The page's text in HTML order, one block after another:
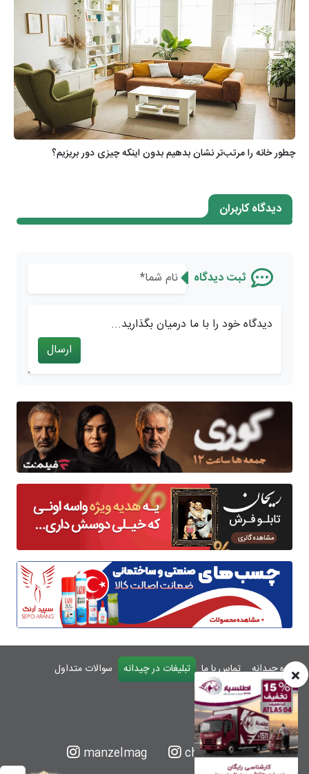
درباره چیدانه تماس با ما تبلیغات در چیدانه
سوالات متداول
ورود
chidaneh
manzelmag